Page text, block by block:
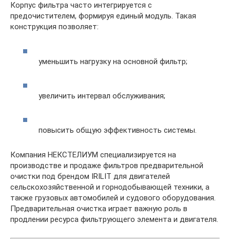
Корпус фильтра часто интегрируется с
предочистителем, формируя единый модуль. Такая
конструкция позволяет:
уменьшить нагрузку на основной фильтр;
увеличить интервал обслуживания;
повысить общую эффективность системы.
Компания НЕКСТЕЛИУМ специализируется на
производстве и продаже фильтров предварительной
очистки под брендом IRILIT для двигателей
сельскохозяйственной и горнодобывающей техники, а
также грузовых автомобилей и судового оборудования.
Предварительная очистка играет важную роль в
продлении ресурса фильтрующего элемента и двигателя.